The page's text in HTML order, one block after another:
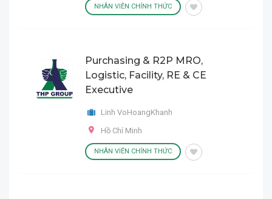
NHÂN VIÊN CHÍNH THỨC
Purchasing & R2P MRO,
Logistic, Facility, RE & CE
Executive
Linh VoHoangKhanh
Hồ Chí Minh
NHÂN VIÊN CHÍNH THỨC